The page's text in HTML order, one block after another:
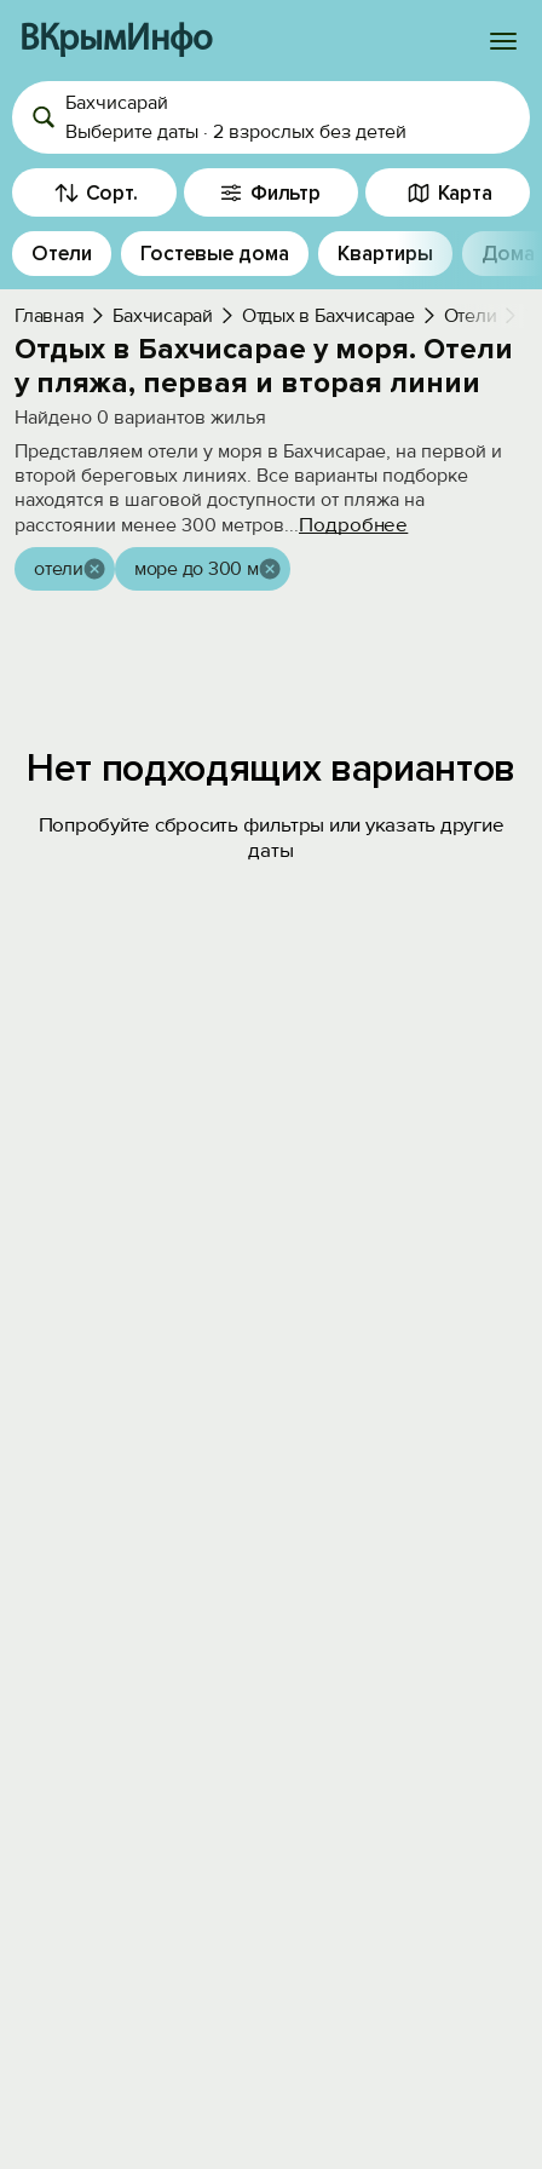
ВКрымИнфо
Войти
Избранное
История просмотра
Добавить свой объект
Бахчисарай
Выберите даты · 2 взрослых без детей
Сорт. Фильтр Карта
Отели Гостевые дома Квартиры Дома
Главная Бахчисарай Отдых в Бахчисарае Отели
Отдых в Бахчисарае у моря. Отели
у пляжа, первая и вторая линии
Найдено 0 вариантов жилья
Представляем отели у моря в Бахчисарае, на первой и
второй береговых линиях. Все варианты подборке
находятся в шаговой доступности от пляжа на
расстоянии менее 300 метров...Подробнее
отели море до 300 м
Нет подходящих вариантов
Попробуйте сбросить фильтры или указать другие
даты